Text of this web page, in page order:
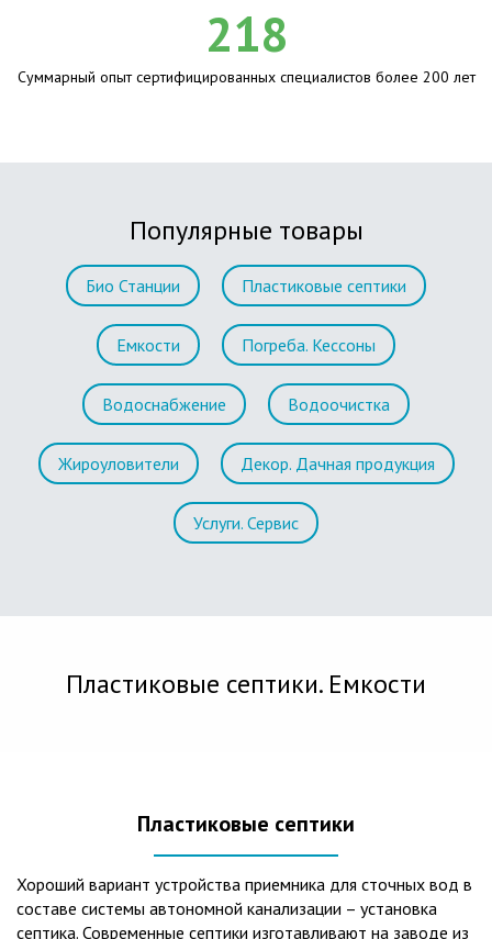
218
Суммарный опыт сертифицированных специалистов более 200 лет
Популярные товары
Био Станции Пластиковые септики
Емкости Погреба. Кессоны
Водоснабжение Водоочистка
Жироуловители Декор. Дачная продукция
Услуги. Сервис
Пластиковые септики. Емкости
Пластиковые септики
Хороший вариант устройства приемника для сточных вод в
составе системы автономной канализации – установка
септика. Современные септики изготавливают на заводе из